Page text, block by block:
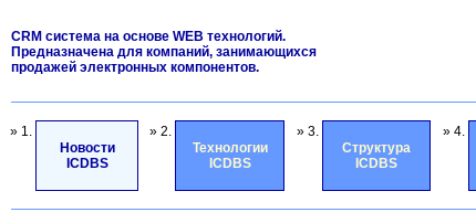
CRM система на основе WEB технологий.
Предназначена для компаний, занимающихся
продажей электронных компонентов.
» 1.
Новости
ICDBS
» 2.
Технологии
ICDBS
» 3.
Структура
ICDBS
» 4.